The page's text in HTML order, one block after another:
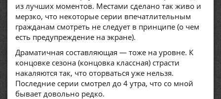
из лучших моментов. Местами сделано так живо и
мерзко, что некоторые серии впечатлительным
гражданам смотреть не следует в принципе (о чем
есть предупреждение на экране).
Драматичная составляющая — тоже на уровне. К
концовке сезона (концовка классная) страсти
накаляются так, что оторваться уже нельзя.
Последние серии смотрел до 4 утра, что со мной
бывает довольно редко.